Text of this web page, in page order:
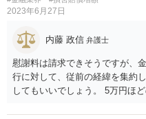
2023年6月27日
内藤 政信 弁護士
慰謝料は請求できそうですが、
行に対して、従前の経緯を集約
してもいいでしょう。 5万円ほ